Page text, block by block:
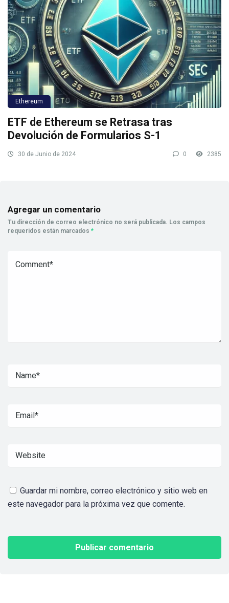
Ethereum
ETF de Ethereum se Retrasa tras
Devolución de Formularios S-1
30 de Junio de 2024 0 2385
Agregar un comentario
Tu dirección de correo electrónico no será publicada. Los campos
requeridos están marcados *
Guardar mi nombre, correo electrónico y sitio web en
este navegador para la próxima vez que comente.